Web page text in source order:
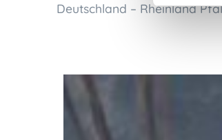
Deutschland – Rheinland